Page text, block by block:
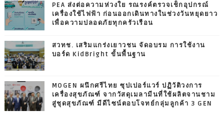
PEA ส่งต่อความห่วงใย รณรงค์ตรวจเช็กอุปกรณ์
เครื่องใช้ไฟฟ้า ก่อนออกเดินทางในช่วงวันหยุดยาว
เพื่อความปลอดภัยทุกครัวเรือน
สวทช. เสริมแกร่งเยาวชน จัดอบรม การใช้งาน
บอร์ด KidBright ขั้นพื้นฐาน
MOGEN ผนึกศรีไทย ซุปเปอร์แวร์ ปฏิวัติวงการ
เครื่องสุขภัณฑ์ จากวัสดุเมลามีนที่ใช้ผลิตจานชาม
สู่ชุดสุขภัณฑ์ มีดีไซน์ตอบโจทย์กลุ่มลูกค้า 3 GEN